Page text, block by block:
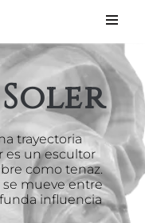
trayectoria
es un escultor
como tenaz.
se mueve entre
influencia